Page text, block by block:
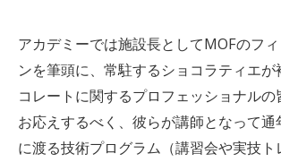
アカデミーでは施設長としてMOFのフ
ンを筆頭に、常駐するショコラティエが
コレートに関するプロフェッショナル
お応えするべく、彼らが講師となって通
に渡る技術プログラム（講習会や実技